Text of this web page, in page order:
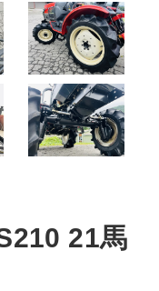
21馬